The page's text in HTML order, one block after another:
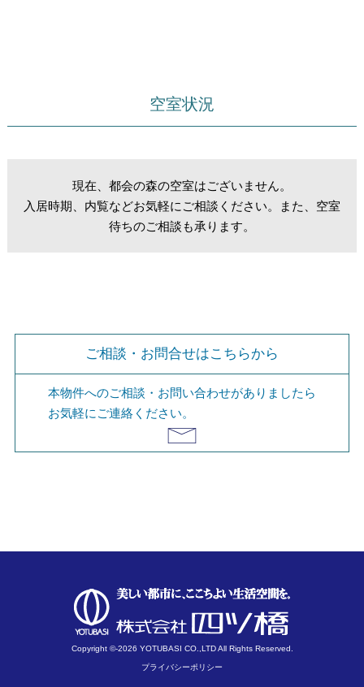
空室状況
現在、都会の森の空室はございません。
入居時期、内覧などお気軽にご相談ください。また、空室
待ちのご相談も承ります。
ご相談・お問合せはこちらから
本物件へのご相談・お問い合わせがありましたら
お気軽にご連絡ください。
Copyright ©-2026 YOTUBASI CO.,LTD All Rights Reserved.
プライバシーポリシー